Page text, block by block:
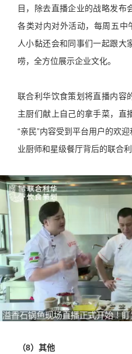
目，除去直播企业的战略发布
各类对内对外活动，每周五中
人小黏还会和同事们一起跟大
唠，全方位展示企业文化。
联合利华饮食策划将直播内容
主厨们献上自己的拿手菜，直
“亲民”内容受到平台用户的欢
业厨师和星级餐厅背后的联合利
（8）其他